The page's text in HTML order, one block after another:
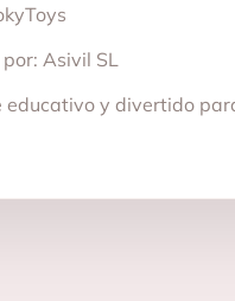
Asivil SL
educativo y divertido